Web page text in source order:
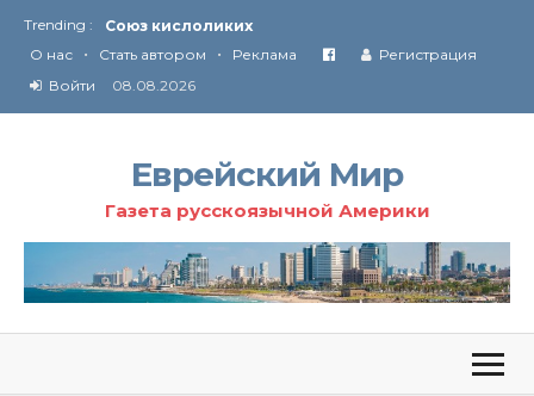
Trending :
Технология Революции в Иране
О нас • Стать автором • Реклама
Регистрация
Войти
08.08.2026
Еврейский Мир
Газета русскоязычной Америки